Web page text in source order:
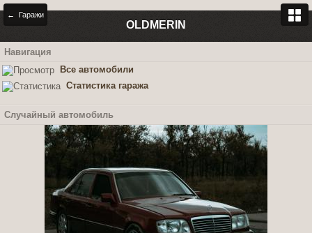
← Гаражи
OLDMERIN
Навигация
Все автомобили
Статистика гаража
Случайный автомобиль